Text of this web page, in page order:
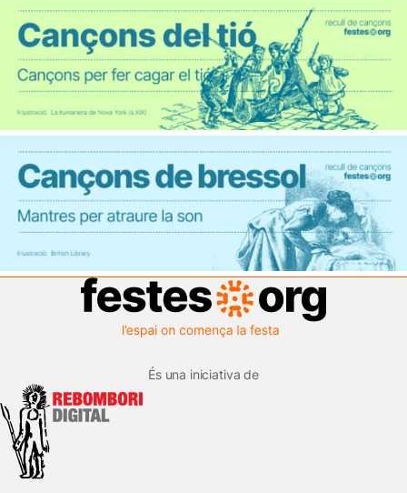
És una iniciativa de